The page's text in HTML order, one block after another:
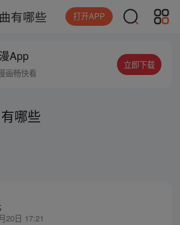
有哪些 打开APP
App
画畅快看
立即下载
哪些
20日 17:21